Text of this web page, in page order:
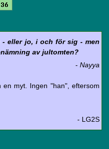
36
eller jo, i och för sig - men
av jultomten?
- Nayya
myt. Ingen "han", eftersom
- LG2S